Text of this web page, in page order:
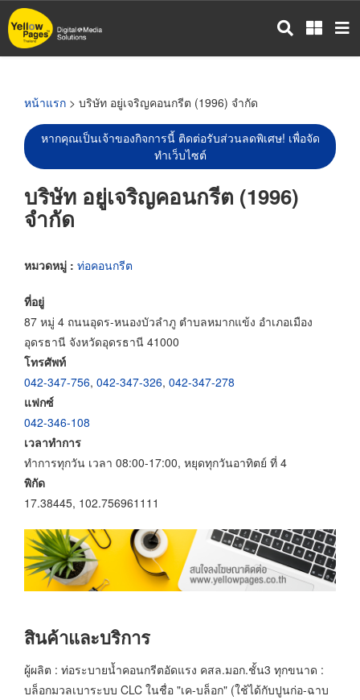
ข้าม
ไป
หน้าแรก > บริษัท อยู่เจริญคอนกรีต (1996) จำกัด
หากคุณเป็นเจ้าของกิจการนี้ ติดต่อรับส่วนลดพิเศษ! เพื่อจัด
ทำเว็บไซต์
บริษัท อยู่เจริญคอนกรีต (1996)
จำกัด
หมวดหมู่ : ท่อคอนกรีต
ที่อยู่
87 หมู่ 4 ถนนอุดร-หนองบัวลำภู ตำบลหมากแข้ง อำเภอเมือง
อุดรธานี จังหวัดอุดรธานี 41000
โทรศัพท์
042-347-756, 042-347-326, 042-347-278
แฟกซ์
042-346-108
เวลาทำการ
ทำการทุกวัน เวลา 08:00-17:00, หยุดทุกวันอาทิตย์ ที่ 4
พิกัด
17.38445, 102.756961111
สินค้าและบริการ
ผู้ผลิต : ท่อระบายน้ำคอนกรีตอัดแรง คสล.มอก.ชั้น3 ทุกขนาด :
บล็อกมวลเบาระบบ CLC ในชื่อ "เค-บล็อก" (ใช้ได้กับปูนก่อ-ฉาบ